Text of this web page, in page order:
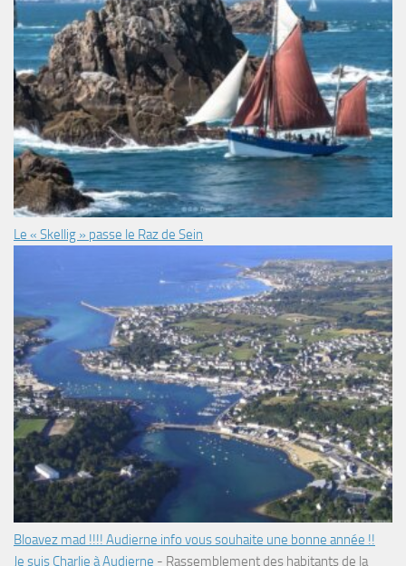
Le « Skellig » passe le Raz de Sein
Bloavez mad !!!! Audierne info vous souhaite une bonne année !!
Je suis Charlie à Audierne - Rassemblement des habitants de la